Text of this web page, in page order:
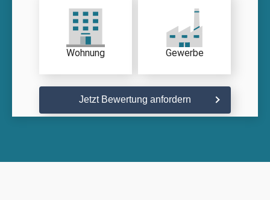
Wohnung Gewerbe
Jetzt Bewertung anfordern